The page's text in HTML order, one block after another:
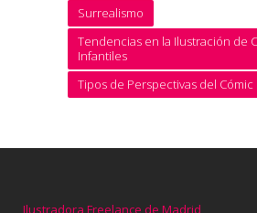
Surrealismo
Tendencias en la Ilustración de
Infantiles
Tipos de Perspectivas del Cómic
Ilustradora Freelance de Madrid